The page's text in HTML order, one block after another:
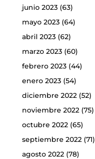
junio 2023(63)
mayo 2023(64)
abril 2023(62)
marzo 2023(60)
febrero 2023(44)
enero 2023(54)
diciembre 2022(52)
noviembre 2022(75)
octubre 2022(65)
septiembre 2022(71)
agosto 2022(78)